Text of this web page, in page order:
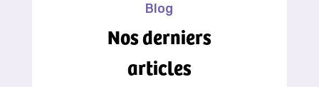
Blog
Nos derniers
articles